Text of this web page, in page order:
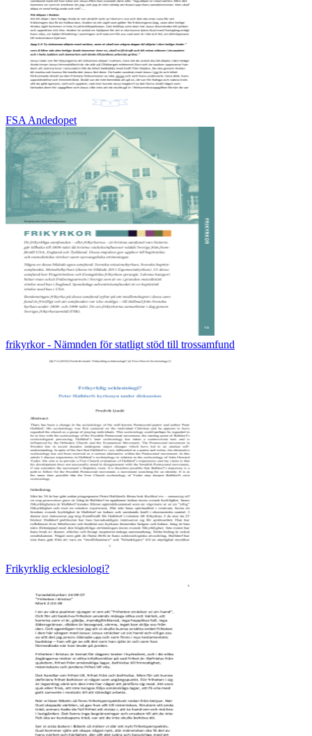
FSA Andedopet
frikyrkor - Nämnden för statligt stöd till trossamfund
Frikyrklig ecklesiologi?